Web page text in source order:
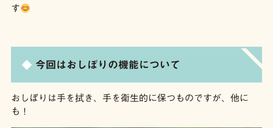
す
今回はおしぼりの機能について
おしぼりは手を拭き、手を衛生的に保つものですが、他に
も！